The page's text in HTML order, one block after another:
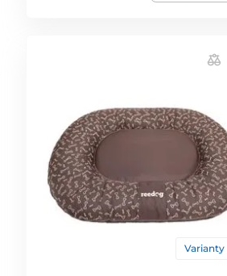
Varianty